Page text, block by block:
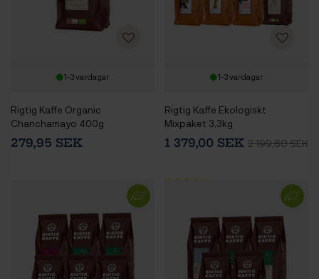
1-3 vardagar
Rigtig Kaffe Organic
Chanchamayo 400g
279,95 SEK
1-3 vardagar
Rigtig Kaffe Ekologiskt
Mixpaket 3,3kg
1 379,00 SEK 2 199,60 SEK